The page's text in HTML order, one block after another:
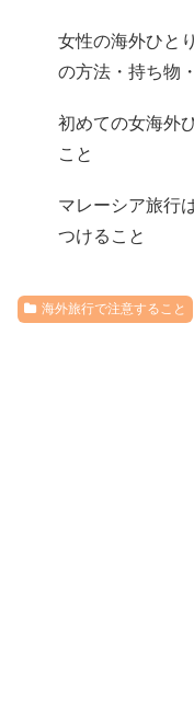
女性の海外ひと
の方法・持ち物
初めての女海外
こと
マレーシア旅行
つけること
海外旅行で注意すること